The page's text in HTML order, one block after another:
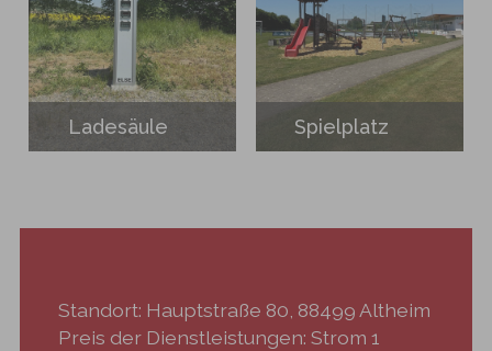
Ladesäule Spielplatz
Standort: Hauptstraße 80, 88499 Altheim
Preis der Dienstleistungen: Strom 1